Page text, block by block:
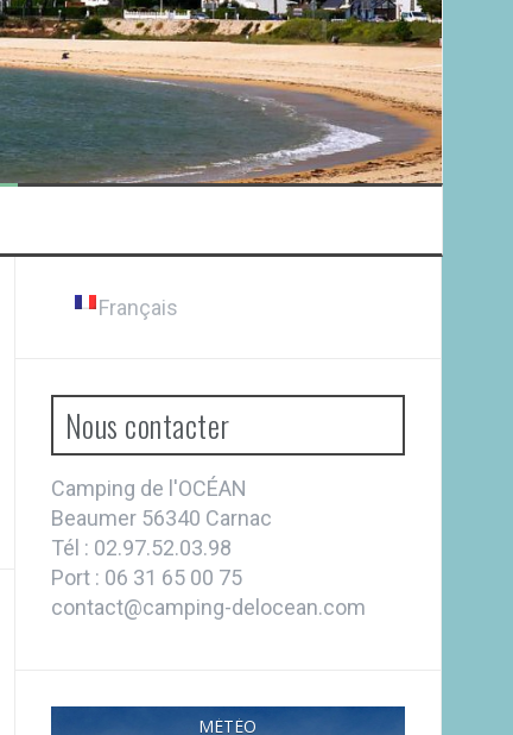
Français
Nous contacter
Camping de l'OCÉAN
Beaumer 56340 Carnac
Tél : 02.97.52.03.98
Port : 06 31 65 00 75
contact@camping-delocean.com
MÉTÉO